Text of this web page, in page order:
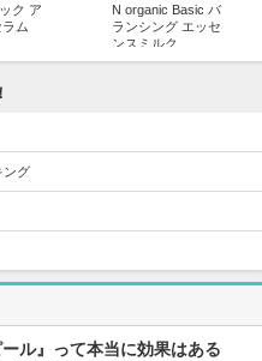
ク ア
ム
N organic Basic バ
ランシング エッセ
ンスミルク
グ セ
ートメント エッセ
SK-II
ング
ール』って本当に効果はある